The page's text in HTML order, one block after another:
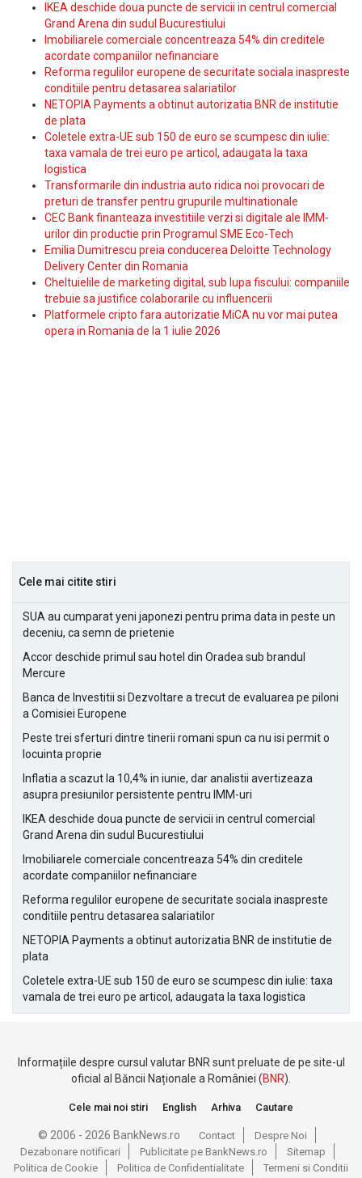
IKEA deschide doua puncte de servicii in centrul comercial
Grand Arena din sudul Bucurestiului
Imobiliarele comerciale concentreaza 54% din creditele
acordate companiilor nefinanciare
Reforma regulilor europene de securitate sociala inaspreste
conditiile pentru detasarea salariatilor
NETOPIA Payments a obtinut autorizatia BNR de institutie
de plata
Coletele extra-UE sub 150 de euro se scumpesc din iulie:
taxa vamala de trei euro pe articol, adaugata la taxa
logistica
Transformarile din industria auto ridica noi provocari de
preturi de transfer pentru grupurile multinationale
CEC Bank finanteaza investitiile verzi si digitale ale IMM-
urilor din productie prin Programul SME Eco-Tech
Emilia Dumitrescu preia conducerea Deloitte Technology
Delivery Center din Romania
Cheltuielile de marketing digital, sub lupa fiscului: companiile
trebuie sa justifice colaborarile cu influencerii
Platformele cripto fara autorizatie MiCA nu vor mai putea
opera in Romania de la 1 iulie 2026
Cele mai citite stiri
SUA au cumparat yeni japonezi pentru prima data in peste un
deceniu, ca semn de prietenie
Accor deschide primul sau hotel din Oradea sub brandul
Mercure
Banca de Investitii si Dezvoltare a trecut de evaluarea pe piloni
a Comisiei Europene
Peste trei sferturi dintre tinerii romani spun ca nu isi permit o
locuinta proprie
Inflatia a scazut la 10,4% in iunie, dar analistii avertizeaza
asupra presiunilor persistente pentru IMM-uri
IKEA deschide doua puncte de servicii in centrul comercial
Grand Arena din sudul Bucurestiului
Imobiliarele comerciale concentreaza 54% din creditele
acordate companiilor nefinanciare
Reforma regulilor europene de securitate sociala inaspreste
conditiile pentru detasarea salariatilor
NETOPIA Payments a obtinut autorizatia BNR de institutie de
plata
Coletele extra-UE sub 150 de euro se scumpesc din iulie: taxa
vamala de trei euro pe articol, adaugata la taxa logistica
Informațiile despre cursul valutar BNR sunt preluate de pe site-ul
oficial al Băncii Naționale a României (BNR).
Cele mai noi stiri English Arhiva Cautare
© 2006 - 2026 BankNews.ro Contact
Despre Noi
Dezabonare notificari
Publicitate pe BankNews.ro
Sitemap
Politica de Cookie
Politica de Confidentialitate Termeni si Conditii